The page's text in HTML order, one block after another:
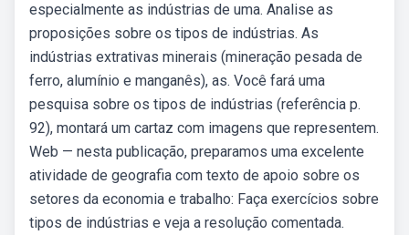
especialmente as indústrias de uma. Analise as
proposições sobre os tipos de indústrias. As
indústrias extrativas minerais (mineração pesada de
ferro, alumínio e manganês), as. Você fará uma
pesquisa sobre os tipos de indústrias (referência p.
92), montará um cartaz com imagens que representem.
Web — nesta publicação, preparamos uma excelente
atividade de geografia com texto de apoio sobre os
setores da economia e trabalho: Faça exercícios sobre
tipos de indústrias e veja a resolução comentada.